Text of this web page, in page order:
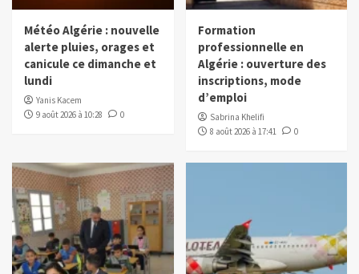
Météo Algérie : nouvelle
alerte pluies, orages et
canicule ce dimanche et
lundi
Yanis Kacem
9 août 2026 à 10:28
0
Formation
professionnelle en
Algérie : ouverture des
inscriptions, mode
d’emploi
Sabrina Khelifi
8 août 2026 à 17:41
0